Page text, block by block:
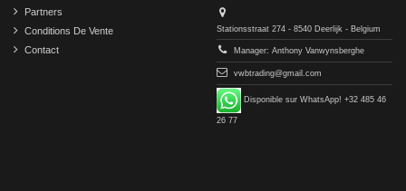
Partners
Conditions De Vente
Contact
Stationsstraat 274 - 8540 Deerlijk - Belgium
Manager: Anthony Vanwynsberghe
vwbtrading@gmail.com
Disponible sur WhatsApp! +32 485 46
26 77